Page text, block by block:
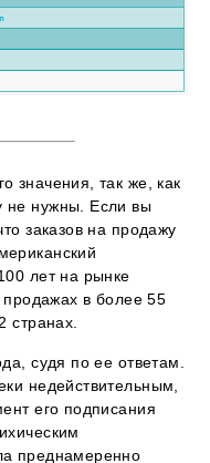
значения, так же, как
не нужны. Если вы
заказов на продажу
лет на рынке
продажах в более 55
странах.
судя по ее ответам.
недействительным,
его подписания
преднамеренно